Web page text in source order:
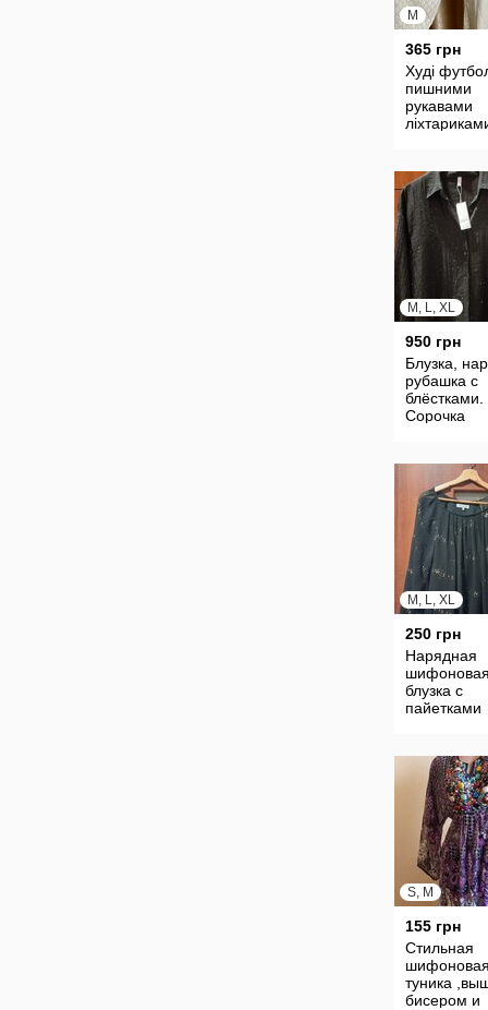
M
365 грн
Худі
пишними
рукавами
M, L, XL
950 грн
Блузка,
рубашка с
блёстками.
Сорочка
M, L, XL
250 грн
Нарядная
блузка с
пайетками
16 Petite
S, M
155 грн
Стильная
туника
бисером и